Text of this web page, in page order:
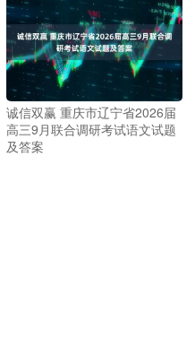
诚信双赢 重庆市辽宁省2026届
高三9月联合调研考试语文试题
及答案